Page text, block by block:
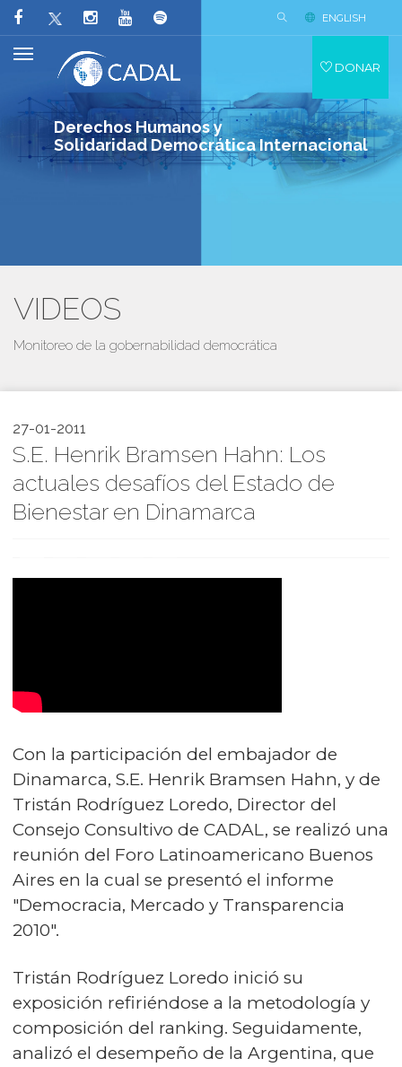
Derechos Humanos y
Solidaridad Democrática Internacional
ENGLISH
DONAR
VIDEOS
Monitoreo de la gobernabilidad democrática
27-01-2011
S.E. Henrik Bramsen Hahn: Los
actuales desafíos del Estado de
Bienestar en Dinamarca
Con la participación del embajador de
Dinamarca, S.E. Henrik Bramsen Hahn, y de
Tristán Rodríguez Loredo, Director del
Consejo Consultivo de CADAL, se realizó una
reunión del Foro Latinoamericano Buenos
Aires en la cual se presentó el informe
"Democracia, Mercado y Transparencia
2010".
Tristán Rodríguez Loredo inició su
exposición refiriéndose a la metodología y
composición del ranking. Seguidamente,
analizó el desempeño de la Argentina, que